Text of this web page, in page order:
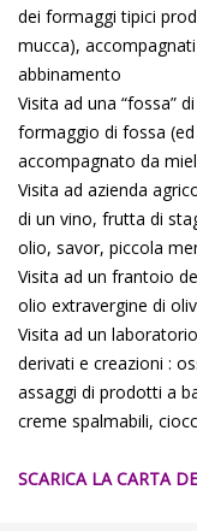
dei formaggi tipici
mucca),
abbinamento
Visita ad una “fossa”
formaggio di fossa
accompagnato da
Visita ad azienda
di un vino, frutta di
olio, savor, piccola
Visita ad un frantoio
olio extravergine di
Visita ad un
derivati e creazioni :
assaggi di prodotti a
creme spalmabili,
SCARICA LA CARTA